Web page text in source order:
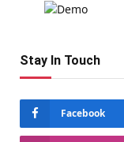
Stay In Touch
Facebook